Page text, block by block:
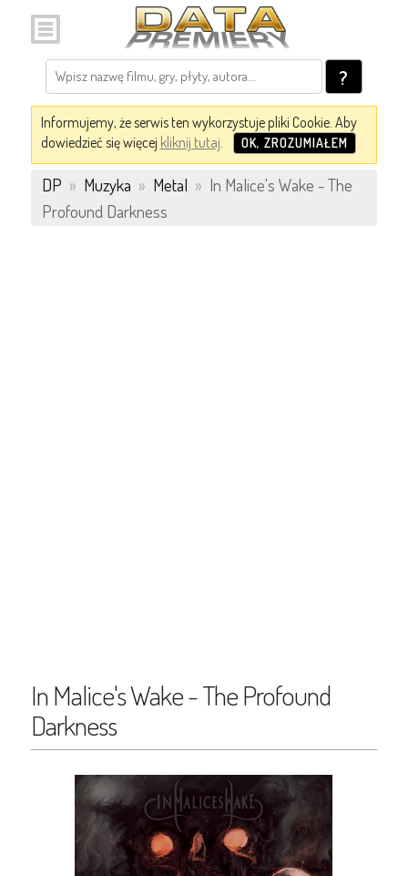
?
Informujemy, że serwis ten wykorzystuje pliki Cookie. Aby
dowiedzieć się więcej kliknij tutaj. OK, ZROZUMIAŁEM
DP » Muzyka » Metal » In Malice's Wake - The
Profound Darkness
In Malice's Wake - The Profound
Darkness